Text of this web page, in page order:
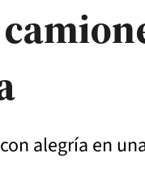
alegría en